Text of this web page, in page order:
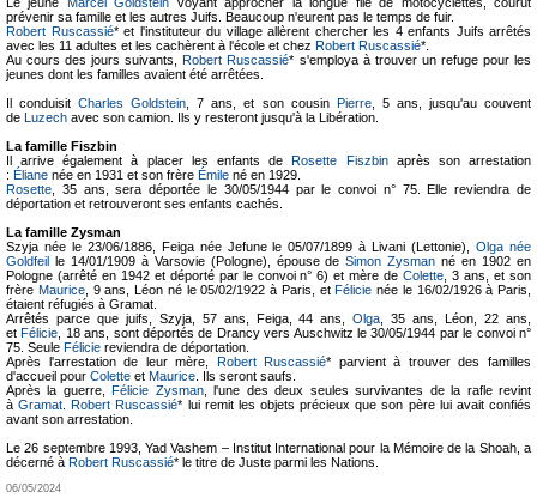
prévenir sa famille et les autres Juifs. Beaucoup n'eurent pas le temps de fuir.
Robert Ruscassié* et l'instituteur du village allèrent chercher les 4 enfants Juifs arrêtés
avec les 11 adultes et les cachèrent à l'école et chez Robert Ruscassié*.
Au cours des jours suivants,Robert Ruscassié* s'employa à trouver un refuge pour les
jeunes dont les familles avaient été arrêtées.
Il conduisitCharles Goldstein , 7 ans, et son cousin Pierre, 5 ans, jusqu'au couvent
de Luzech avec son camion. Ils y resteront jusqu'à la Libération.
La famille Fiszbin
Il arrive également à placer les enfants deRosette Fiszbinaprès son arrestation
: Éliane née en 1931 et son frère Émile né en 1929.
Rosette , 35 ans, sera déportée le 30/05/1944 par le convoi n° 75. Elle reviendra de
déportation et retrouveront ses enfants cachés.
La famille Zysman
Szyja née le 23/06/1886, Feiga née Jefune le 05/07/1899 à Livani (Lettonie),Olga née
Goldfeil le 14/01/1909 à Varsovie (Pologne), épouse deSimon Zysman né en 1902 en
Pologne (arrêté en 1942 et déporté par le convoi n° 6) et mère deColette , 3 ans, et son
frère Maurice, 9 ans, Léon né le 05/02/1922 à Paris, etFélicie née le 16/02/1926 à Paris,
étaient réfugiés à Gramat.
Arrêtés parce que juifs, Szyja, 57 ans, Feiga, 44 ans,Olga , 35 ans, Léon, 22 ans,
etFélicie , 18 ans, sont déportés de Drancy vers Auschwitz le 30/05/1944 par le convoi n°
75. Seule Félicie reviendra de déportation.
Après l'arrestation de leur mère, Robert Ruscassié* parvient à trouver des familles
d'accueil pour Colette et Maurice . Ils seront saufs.
Après la guerre,Félicie Zysman, l'une des deux seules survivantes de la rafle revint
àGramat .Robert Ruscassié* lui remit les objets précieux que son père lui avait confiés
avant son arrestation.
Le 26 septembre 1993, Yad Vashem – Institut International pour la Mémoire de la Shoah, a
décerné à Robert Ruscassié* le titre de Juste parmi les Nations.
06/05/2024